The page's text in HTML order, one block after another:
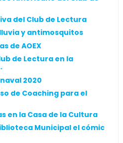
del Club de Lectura
y antimosquitos
de AOEX
de Lectura en la
2020
de Coaching para el
en la Casa de la Cultura
Municipal el cómic